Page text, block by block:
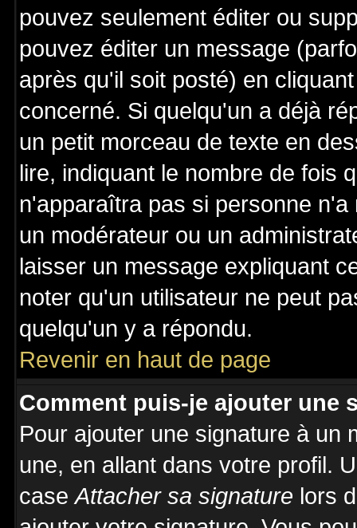
pouvez seulement éditer ou
pouvez éditer un message
après qu'il soit posté) en
concerné. Si quelqu'un a déjà
un petit morceau de texte en
lire, indiquant le nombre de fois
n'apparaîtra pas si personne
un modérateur ou un
laisser un message expliquant
noter qu'un utilisateur ne peut
quelqu'un y a répondu.
Revenir en haut de page
Comment puis-je ajouter une
Pour ajouter une signature à un
une, en allant dans votre profil.
caseAttacher sa signature lors